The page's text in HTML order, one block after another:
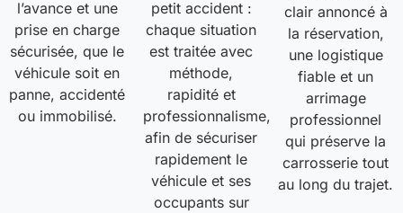
l’avance et une
prise en charge
sécurisée, que le
véhicule soit en
panne, accidenté
ou immobilisé.
petit accident :
chaque situation
est traitée avec
méthode,
rapidité et
professionnalisme,
afin de sécuriser
rapidement le
véhicule et ses
occupants sur
clair annoncé à
la réservation,
une logistique
fiable et un
arrimage
professionnel
qui préserve la
carrosserie tout
au long du trajet.